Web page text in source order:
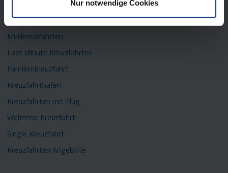
Nur notwendige Cookies
Kreuzfahrtschiffe
Minikreuzfahrten
Last Minute Kreuzfahrten
Familienkreuzfahrt
Kreuzfahrthäfen
Kreuzfahrten mit Flug
Weltreise Kreuzfahrt
Single Kreuzfahrt
Kreuzfahrten Angebote